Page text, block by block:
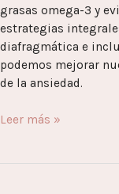
grasas omega-3 y
estrategias
diafragmática e
podemos mejorar
de la ansiedad.
Leer más »